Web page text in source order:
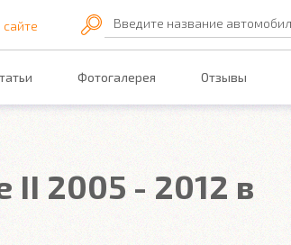
Введите название
Фотогалерея Отзывы
II 2005 - 2012 в